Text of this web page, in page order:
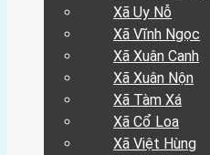
Trang Chủ
Xã Uy Nỗ
Xã Vĩnh Ngọc
Xã Xuân Canh
Xã Xuân Nộn
Xã Tàm Xá
Xã Cổ Loa
Xã Việt Hùng